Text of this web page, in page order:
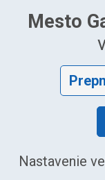
Mesto
Nastavenie